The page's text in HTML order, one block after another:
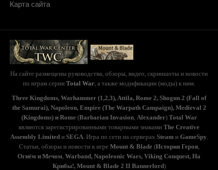
Карта сайта
На сайте размещены руководства, обзоры, видео, скриншоты и новости
по играм серии Total War, а также модификации (моды) к ним.
Three Kingdoms, Warhammer (1,2,3), Attila, Rome 2, Shogun 2 (Fall of
the Samurai), Napoleon, Empire (The Warpath Campaign), Medieval 2
(Kingdoms) и Rome(Barbarian Invasion, Alexander) Total War
являются зарегистрированными товарными знаками The Creative
Assembly Limitedи SEGA. Игра по сети на серверах Steamи GameSpy.
Статьи, обзоры и новости к игре Mount & Blade(История Героя,
Огнём и Мечом, Warband, Napoleonic Wars, Viking Conquest, На
Крибы!, Mount & Blade 2 II Bannerlord)